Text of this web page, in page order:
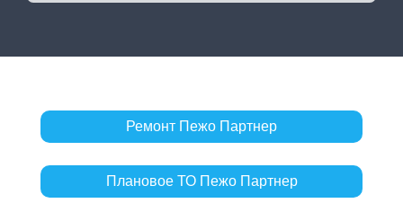
Ремонт Пежо Партнер
Плановое ТО Пежо Партнер